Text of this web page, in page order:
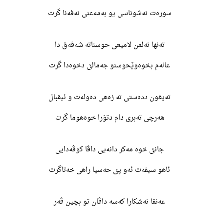
سورەت نەشوناسی یو بەمەعنی نەفەنا گرت
تەنها نەلمن لامیعی حوسناتە شەفەق دا
عالەم بخوەوێحوسنو جەمالێ دخوەدا گرت
تەیغون ددەستی تە زەهی دەولەت و ئیقبال
هەرچی تەبری دام دتۆرا خوەهوما گرت
جانێ خوە مەکر دانەیی داڤا کوڤەدایی
ئاهو سیفەت ئەو پێ حەسیا راهی خەتاگرت
عەنقا نەشکارا کەسە داڤان تو بچین ڤەر